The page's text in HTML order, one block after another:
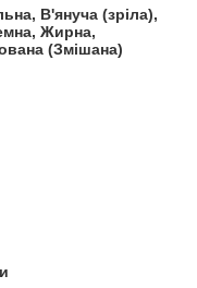
В'януча (зріла),
Жирна,
(Змішана)